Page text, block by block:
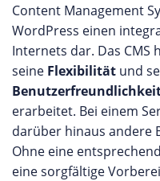
Content Management
WordPress einen
Internets dar. Das
seine Flexibilität und
erarbeitet. Bei einem
darüber hinaus andere
Ohne eine
eine sorgfältige